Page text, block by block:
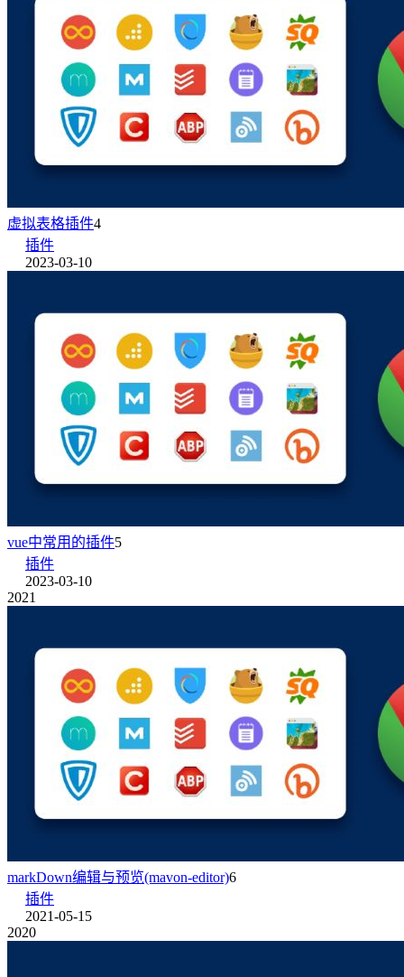
虚拟表格插件4
插件
2023-03-10
vue中常用的插件5
插件
2023-03-10
2021
markDown编辑与预览(mavon-editor)6
插件
2021-05-15
2020